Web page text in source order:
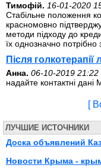
Тимофій. 16-01-2020
Стабільне положення
красномовно
методи підходу до
їх однозначно потрібно
Після
Анна. 06-10-2019 21:22
надайте контактні дані
[
ЛУЧШИЕ ИСТОЧНИКИ
Доска объявлений
Новости Крыма -